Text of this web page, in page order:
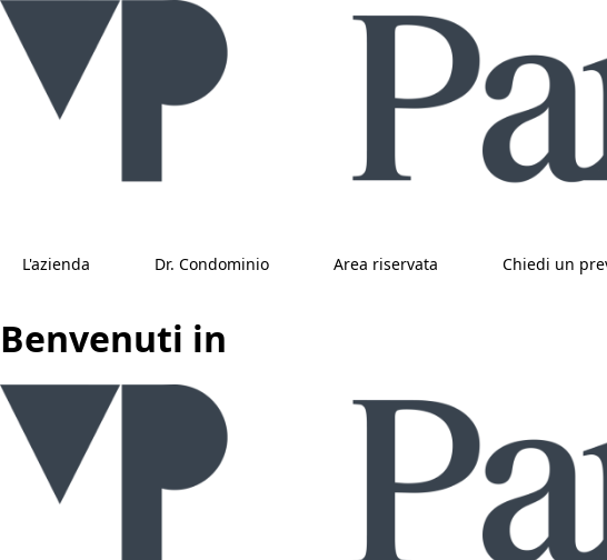
L'azienda Dr. Condominio Area riservata Chiedi un
Benvenuti in